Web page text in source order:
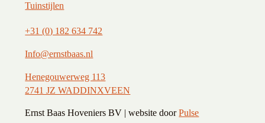
Tuinstijlen
+31 (0) 182 634 742
Info@ernstbaas.nl
Henegouwerweg 113
2741 JZ WADDINXVEEN
Ernst Baas Hoveniers BV | website doorPulse